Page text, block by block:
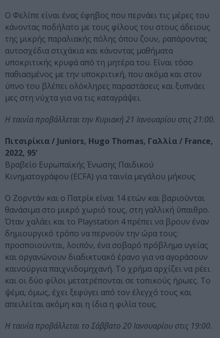
Ο Φελίπε είναι ένας έφηβος που περνάει τις μέρες του
κάνοντας ποδήλατο με τους φίλους του στους άδειους
της μικρής παραλιακής πόλης όπου ζουν, ραπάροντας
αυτοσχέδια στιχάκια και κάνοντας μαθήματα
υποκριτικής κρυφά από τη μητέρα του. Είναι τόσο
παθιασμένος με την υποκριτική, που ακόμα και στον
ύπνο του βλέπει ολόκληρες παραστάσεις και ξυπνάει
μες στη νύχτα για να τις καταγράψει.
Η ταινία προβάλλεται την Κυριακή 21 Ιανουαρίου στις 21:00.
Πιτσιρίκια / Juniors, Hugo Thomas, Γαλλία / France,
2022, 95’
Βραβείο Ευρωπαϊκής Ένωσης Παιδικού
Κινηματογράφου (ECFA) για ταινία μεγάλου μήκους
Ο Ζορντάν και ο Πατρίκ είναι 14 ετών και βαριούνται
θανάσιμα στο μικρό χωριό τους, στη γαλλική ύπαιθρο.
Όταν χαλάει και το Playstation 4 πρέπει να βρουν έναν
δημιουργικό τρόπο να περνούν την ώρα τους:
προσποιούνται, λοιπόν, ένα σοβαρό πρόβλημα υγείας
και οργανώνουν διαδικτυακό έρανο για να αγοράσουν
καινούργια παιχνιδομηχανή. Το χρήμα αρχίζει να ρέει
και οι δύο φίλοι μετατρέπονται σε τοπικούς ήρωες. Το
ψέμα, όμως, έχει ξεφύγει από τον έλεγχό τους και
απειλείται ακόμη και η ίδια η φιλία τους.
Η ταινία προβάλλεται το Σάββατο 20 Ιανουαρίου στις 19:00.